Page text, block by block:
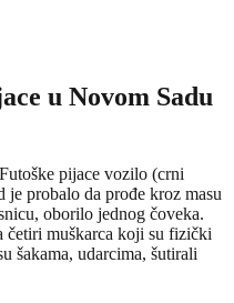
u Novom Sadu
pijace vozilo (crni
je probalo da prođe kroz masu
oborilo jednog čoveka.
četiri muškarca koji su fizički
šakama, udarcima, šutirali